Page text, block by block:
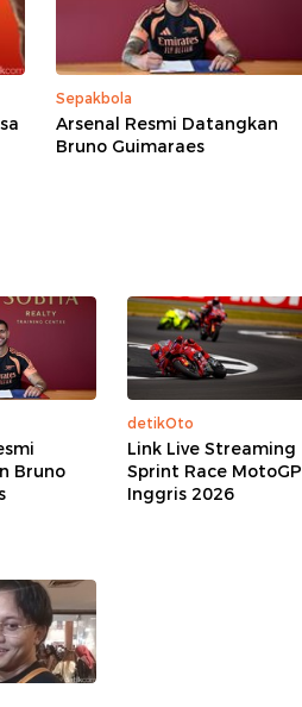
Sepakbola
Arsenal Resmi Datangkan
Bruno Guimaraes
Bruno
detikOto
Link Live Streaming
Sprint Race MotoGP
Inggris 2026